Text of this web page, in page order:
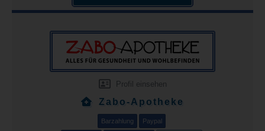
Profil einsehen
Zabo-Apotheke
Barzahlung Paypal